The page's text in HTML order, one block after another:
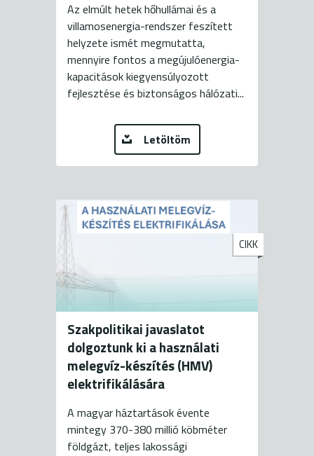
Az elmúlt hetek hőhullámai és a
villamosenergia-rendszer feszített
helyzete ismét megmutatta,
mennyire fontos a megújulóenergia-
kapacitások kiegyensúlyozott
fejlesztése és biztonságos hálózati...
Letöltöm
CIKK
Szakpolitikai javaslatot
dolgoztunk ki a használati
melegvíz-készítés (HMV)
elektrifikálására
A magyar háztartások évente
mintegy 370-380 millió köbméter
földgázt, teljes lakossági